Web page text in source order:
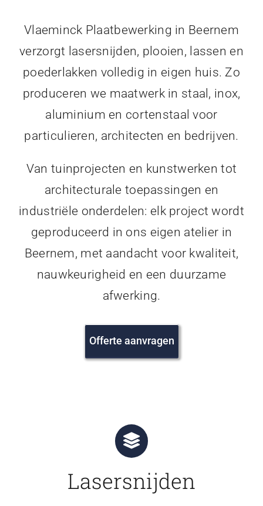
Vlaeminck Plaatbewerking in Beernem
verzorgt lasersnijden, plooien, lassen en
poederlakken volledig in eigen huis. Zo
produceren we maatwerk in staal, inox,
aluminium en cortenstaal voor
particulieren, architecten en bedrijven.
Van tuinprojecten en kunstwerken tot
architecturale toepassingen en
industriële onderdelen: elk project wordt
geproduceerd in ons eigen atelier in
Beernem, met aandacht voor kwaliteit,
nauwkeurigheid en een duurzame
afwerking.
Offerte aanvragen
Lasersnijden